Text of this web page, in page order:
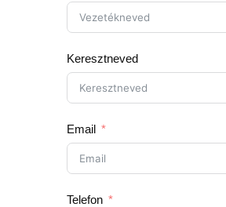
Keresztneved
Email
Telefon